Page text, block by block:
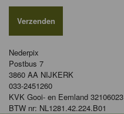
Nederpix
Postbus 7
3860 AA NIJKERK
033-2451260
KVK Gooi- en Eemland 32106023
BTW nr: NL1281.42.224.B01